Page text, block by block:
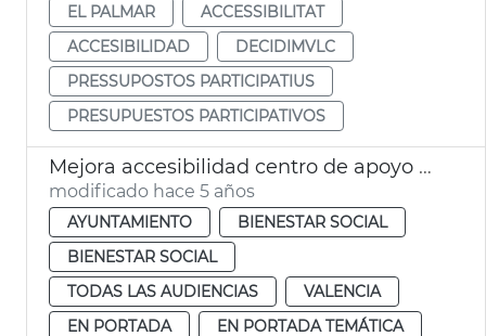
EL PALMAR
ACCESSIBILITAT
ACCESIBILIDAD
DECIDIMVLC
PRESSUPOSTOS PARTICIPATIUS
PRESUPUESTOS PARTICIPATIVOS
Mejora accesibilidad centro de apoyo CAST
modificado hace 5 años
AYUNTAMIENTO
BIENESTAR SOCIAL
BIENESTAR SOCIAL
TODAS LAS AUDIENCIAS
VALENCIA
EN PORTADA
EN PORTADA TEMÁTICA